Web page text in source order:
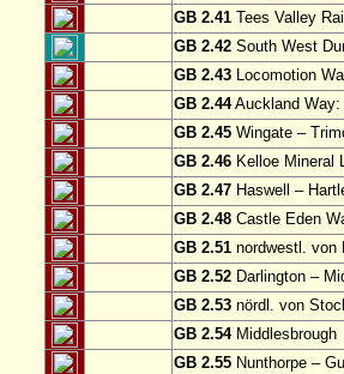
GB 2.41 Tees Valley
GB 2.42 South West
GB 2.43 Locomotion
GB 2.44Auckland Way:
GB 2.45 Wingate –
GB 2.46 Kelloe Mineral
GB 2.47 Haswell –
GB 2.48 Castle Eden
GB 2.51 nordwestl. von
GB 2.52 Darlington –
GB 2.53 nördl. von
GB 2.54Middlesbrough
GB 2.55 Nunthorpe –